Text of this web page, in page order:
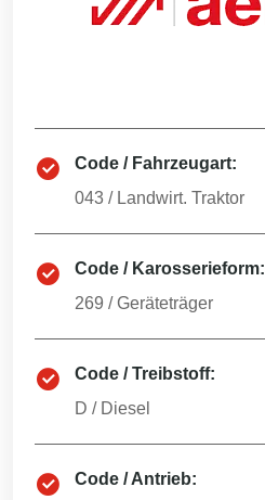
Code / Fahrzeugart:
043 / Landwirt. Traktor
Code / Karosserieform:
269 /Geräteträger
Code / Treibstoff:
D / Diesel
Code / Antrieb: